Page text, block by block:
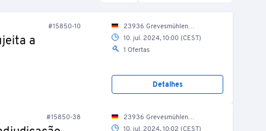
#15850-10
a
23936 Grevesmühlen, Grüner Weg 5/ Halle 1/ Vorfertigung
10. jul. 2024, 10:00 (CEST)
1 Ofertas
Detalhes
#15850-38
23936 Grevesmühlen, Grüner Weg 5/ Halle 1/ Vorfertigung
10. jul. 2024, 10:02 (CEST)